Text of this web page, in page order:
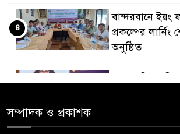
বান্দরবানে ইয়ং
প্রকল্পের লার্নিং
অনুষ্ঠিত
৪
সম্পাদক ও প্রকাশক